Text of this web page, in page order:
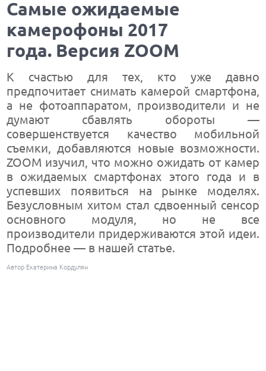
Самые ожидаемые
камерофоны 2017
года. Версия ZOOM
К счастью для тех, кто уже давно
предпочитает снимать камерой смартфона,
а не фотоаппаратом, производители и не
думают сбавлять обороты —
совершенствуется качество мобильной
съемки, добавляются новые возможности.
ZOOM изучил, что можно ожидать от камер
в ожидаемых смартфонах этого года и в
успевших появиться на рынке моделях.
Безусловным хитом стал сдвоенный сенсор
основного модуля, но не все
производители придерживаются этой идеи.
Подробнее — в нашей статье.
Автор Екатерина Кордулян